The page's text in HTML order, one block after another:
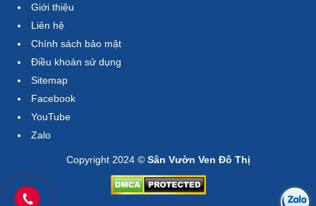
Giới thiệu
Liên hệ
Chính sách bảo mật
Điều khoản sử dụng
Sitemap
Facebook
YouTube
Zalo
Copyright 2024 © Sân Vườn Ven Đô Thị